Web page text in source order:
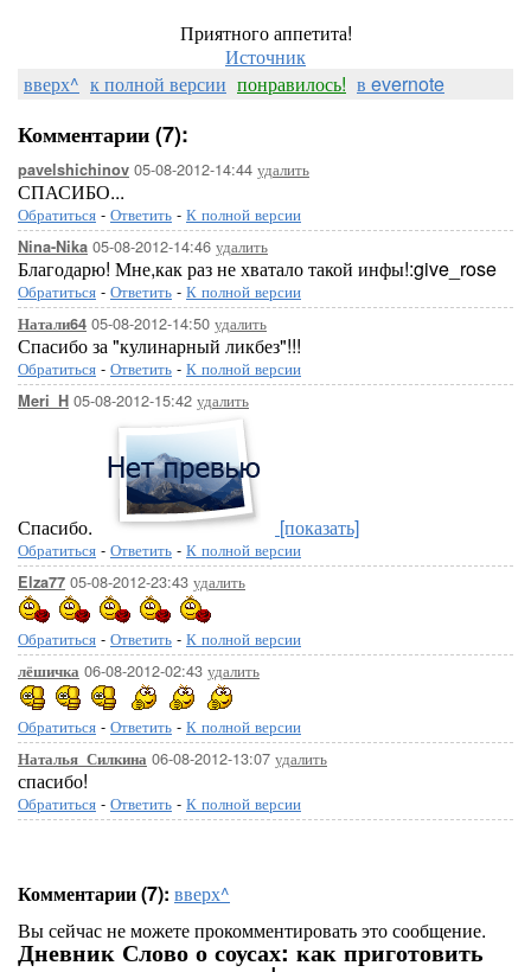
Приятного аппетита!
Источник
вверх^ к полной версии понравилось! в evernote
Комментарии (7):
pavelshichinov 05-08-2012-14:44 удалить
СПАСИБО...
Обратиться - Ответить - К полной версии
Nina-Nika 05-08-2012-14:46 удалить
Благодарю! Мне,как раз не хватало такой инфы!:give_rose
Обратиться - Ответить - К полной версии
Натали64 05-08-2012-14:50 удалить
Спасибо за "кулинарный ликбез"!!!
Обратиться - Ответить - К полной версии
Meri_H 05-08-2012-15:42 удалить
Спасибо. [показать]
Обратиться - Ответить - К полной версии
Elza77 05-08-2012-23:43 удалить
Обратиться - Ответить - К полной версии
лёшичка 06-08-2012-02:43 удалить
Обратиться - Ответить - К полной версии
Наталья_Силкина 06-08-2012-13:07 удалить
спасибо!
Обратиться - Ответить - К полной версии
Комментарии (7): вверх^
Вы сейчас не можете прокомментировать это сообщение.
Дневник Слово о соусах: как приготовить